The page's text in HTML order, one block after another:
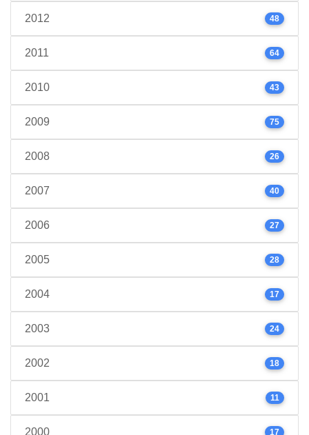
2012 48
2011 64
2010 43
2009 75
2008 26
2007 40
2006 27
2005 28
2004 17
2003 24
2002 18
2001 11
2000 17